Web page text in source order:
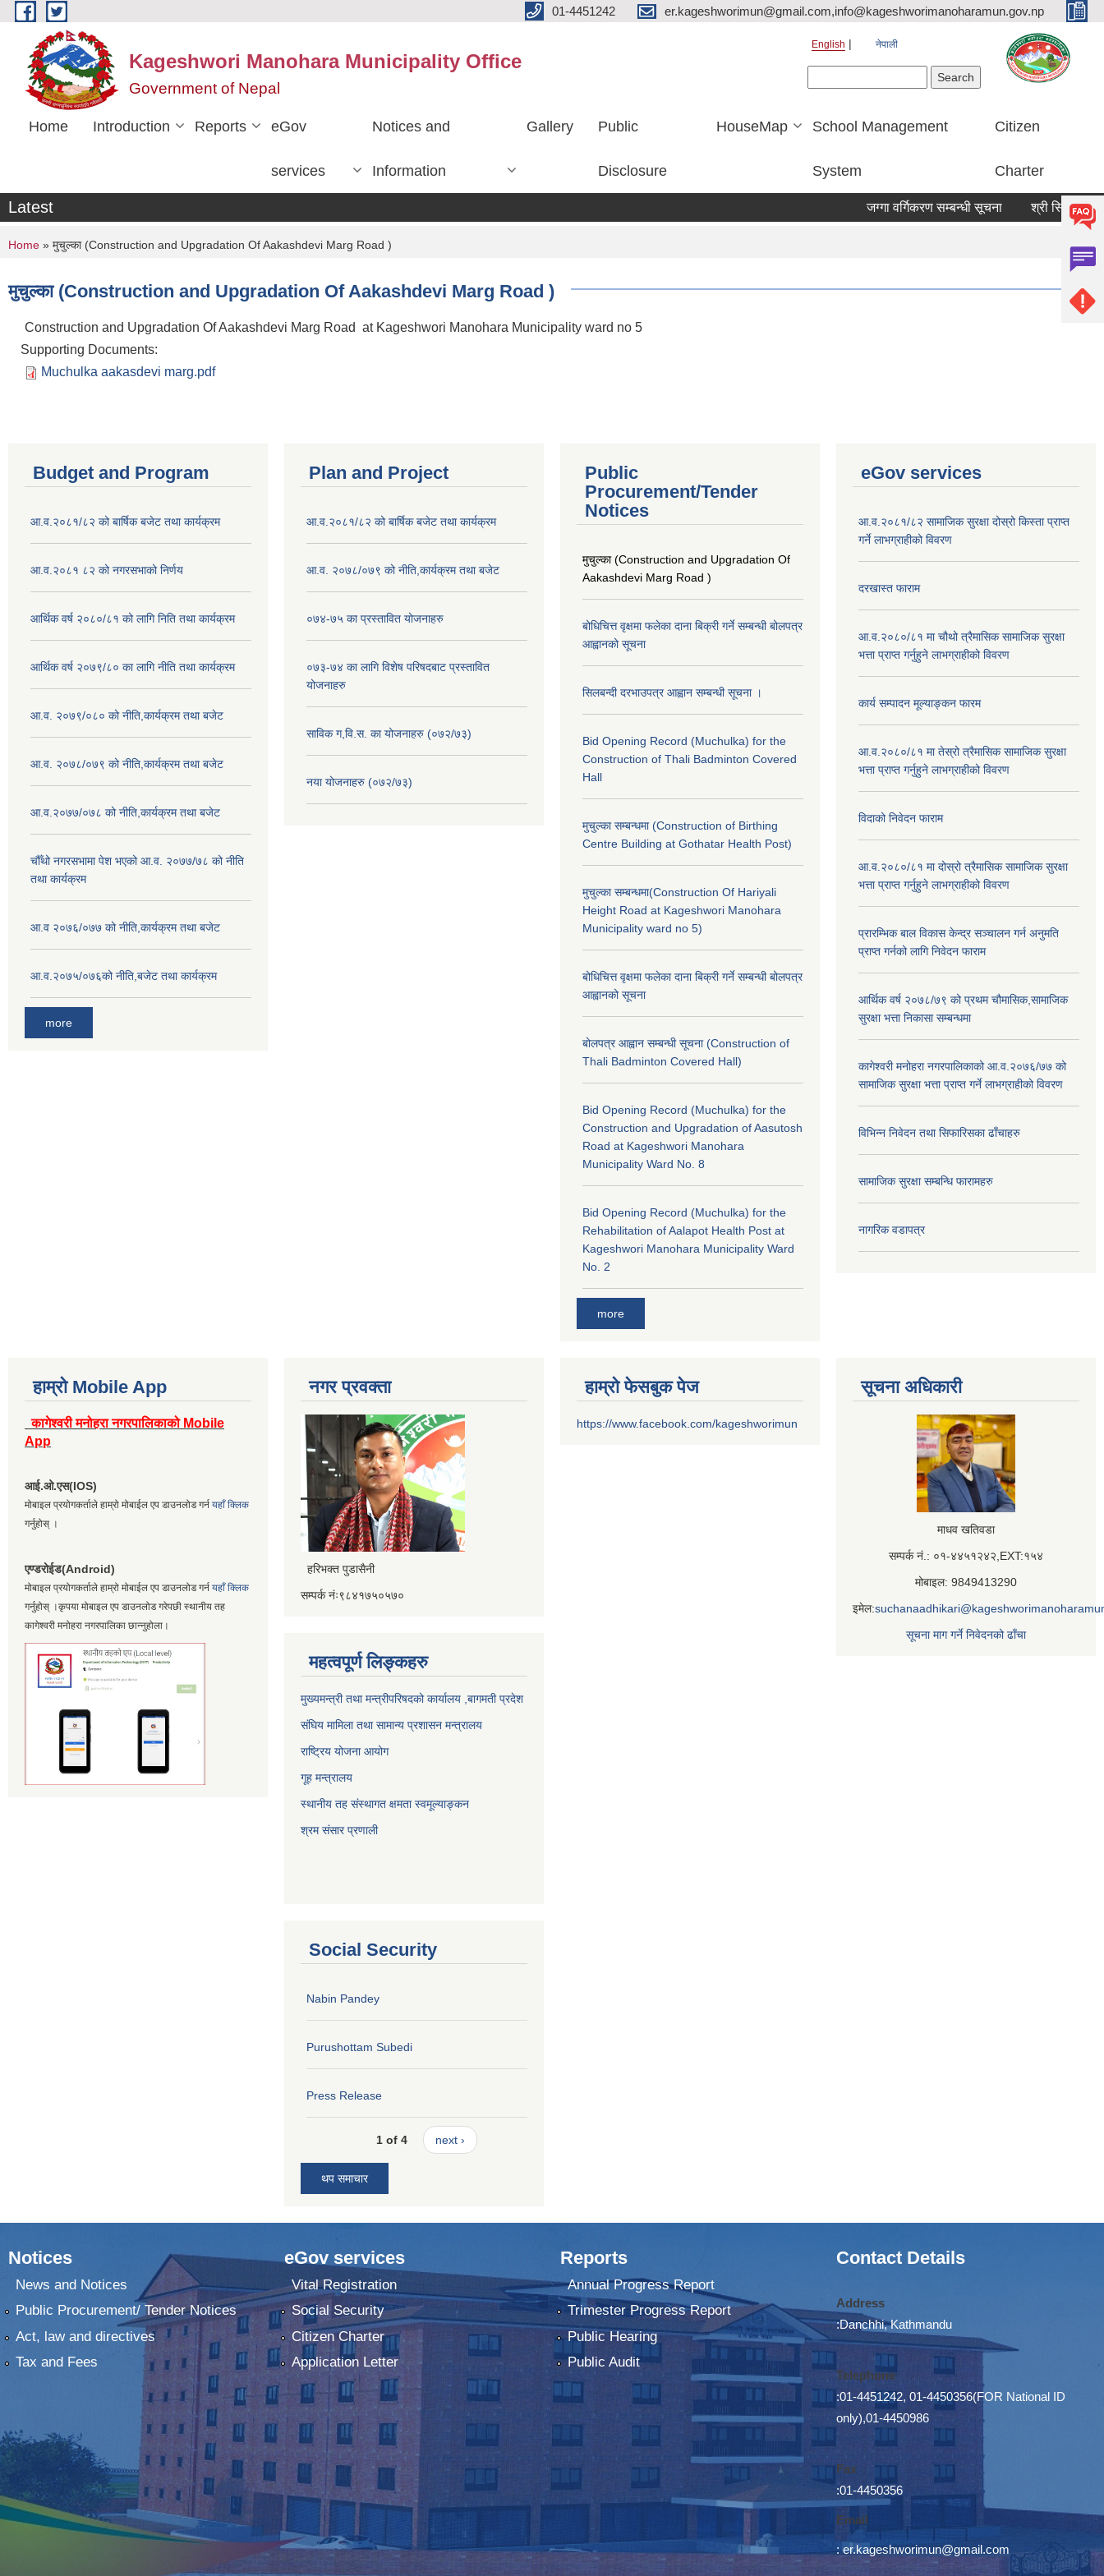
Skip to main content 01-4451242 er.kageshworimun@gmail.com,info@kageshworimanoharamun.gov.np
Kageshwori Manohara Municipality Office
Government of Nepal
English नेपाली
Home Introduction Reports eGov
services
Notices and
Information
Gallery Public
Disclosure
HouseMap School Management
System
Citizen
Charter
Latest जग्गा वर्गिकरण सम्बन्धी सूचना श्री सिद्दि गणेश मा.वि.
You are here
Home » मुचुल्का (Construction and Upgradation Of Aakashdevi Marg Road )
मुचुल्का (Construction and Upgradation Of Aakashdevi Marg Road )
Construction and Upgradation Of Aakashdevi Marg Road at Kageshwori Manohara Municipality ward no 5
Supporting Documents:
Muchulka aakasdevi marg.pdf
Budget and Program
आ.व.२०८१/८२ को बार्षिक बजेट तथा कार्यक्रम
आ.व.२०८१ ८२ को नगरसभाको निर्णय
आर्थिक वर्ष २०८०/८१ को लागि निति तथा कार्यक्रम
आर्थिक वर्ष २०७९/८० का लागि नीति तथा कार्यक्रम
आ.व. २०७९/०८० को नीति,कार्यक्रम तथा बजेट
आ.व. २०७८/०७९ को नीति,कार्यक्रम तथा बजेट
आ.व.२०७७/०७८ को नीति,कार्यक्रम तथा बजेट
चौँथो नगरसभामा पेश भएको आ.व. २०७७/७८ को नीति
तथा कार्यक्रम
आ.व २०७६/०७७ को नीति,कार्यक्रम तथा बजेट
आ.व.२०७५/०७६को नीति,बजेट तथा कार्यक्रम
more
Plan and Project
आ.व.२०८१/८२ को बार्षिक बजेट तथा कार्यक्रम
आ.व. २०७८/०७९ को नीति,कार्यक्रम तथा बजेट
०७४-७५ का प्रस्तावित योजनाहरु
०७३-७४ का लागि विशेष परिषदबाट प्रस्तावित
योजनाहरु
साविक ग,वि.स. का योजनाहरु (०७२/७३)
नया योजनाहरु (०७२/७३)
Public
Procurement/Tender
Notices
मुचुल्का (Construction and Upgradation Of
Aakashdevi Marg Road )
बोधिचित्त वृक्षमा फलेका दाना बिक्री गर्ने सम्बन्धी बोलपत्र
आह्वानको सूचना
सिलबन्दी दरभाउपत्र आह्वान सम्बन्धी सूचना ।
Bid Opening Record (Muchulka) for the
Construction of Thali Badminton Covered
Hall
मुचुल्का सम्बन्धमा (Construction of Birthing
Centre Building at Gothatar Health Post)
मुचुल्का सम्बन्धमा(Construction Of Hariyali
Height Road at Kageshwori Manohara
Municipality ward no 5)
बोधिचित्त वृक्षमा फलेका दाना बिक्री गर्ने सम्बन्धी बोलपत्र
आह्वानको सूचना
बोलपत्र आह्वान सम्बन्धी सूचना (Construction of
Thali Badminton Covered Hall)
Bid Opening Record (Muchulka) for the
Construction and Upgradation of Aasutosh
Road at Kageshwori Manohara
Municipality Ward No. 8
Bid Opening Record (Muchulka) for the
Rehabilitation of Aalapot Health Post at
Kageshwori Manohara Municipality Ward
No. 2
more
eGov services
आ.व.२०८१/८२ सामाजिक सुरक्षा दोस्रो किस्ता प्राप्त
गर्ने लाभग्राहीको विवरण
दरखास्त फाराम
आ.व.२०८०/८१ मा चौथो त्रैमासिक सामाजिक सुरक्षा
भत्ता प्राप्त गर्नुहुने लाभग्राहीको विवरण
कार्य सम्पादन मूल्याङ्कन फारम
आ.व.२०८०/८१ मा तेस्रो त्रैमासिक सामाजिक सुरक्षा
भत्ता प्राप्त गर्नुहुने लाभग्राहीको विवरण
विदाको निवेदन फाराम
आ.व.२०८०/८१ मा दोस्रो त्रैमासिक सामाजिक सुरक्षा
भत्ता प्राप्त गर्नुहुने लाभग्राहीको विवरण
प्रारम्भिक बाल विकास केन्द्र सञ्चालन गर्न अनुमति
प्राप्त गर्नको लागि निवेदन फाराम
आर्थिक वर्ष २०७८/७९ को प्रथम चौमासिक,सामाजिक
सुरक्षा भत्ता निकासा सम्बन्धमा
कागेश्वरी मनोहरा नगरपालिकाको आ.व.२०७६/७७ को
सामाजिक सुरक्षा भत्ता प्राप्त गर्ने लाभग्राहीको विवरण
विभिन्न निवेदन तथा सिफारिसका ढाँचाहरु
सामाजिक सुरक्षा सम्बन्धि फारामहरु
नागरिक वडापत्र
हाम्रो Mobile App
कागेश्वरी मनोहरा नगरपालिकाको Mobile
App
आई.ओ.एस(IOS)
मोबाइल प्रयोगकर्ताले हाम्रो मोबाईल एप डाउनलोड गर्न यहाँ क्लिक
गर्नुहोस् ।
एण्डरोईड(Android)
मोबाइल प्रयोगकर्ताले हाम्रो मोबाईल एप डाउनलोड गर्न यहाँ क्लिक
गर्नुहोस् ।कृपया मोबाइल एप डाउनलोड गरेपछी स्थानीय तह
कागेश्वरी मनोहरा नगरपालिका छान्नुहोला।
नगर प्रवक्ता
हरिभक्त पुडासैनी
सम्पर्क नंः९८४१७५०५७०
महत्वपूर्ण लिङ्कहरु
मुख्यमन्त्री तथा मन्त्रीपरिषदको कार्यालय ,बागमती प्रदेश
संघिय मामिला तथा सामान्य प्रशासन मन्त्रालय
राष्ट्रिय योजना आयोग
गूह मन्त्रालय
स्थानीय तह संस्थागत क्षमता स्वमूल्याङ्कन
श्रम संसार प्रणाली
Social Security
Nabin Pandey
Purushottam Subedi
Press Release
1 of 4 next ›
थप समाचार
हाम्रो फेसबुक पेज
https://www.facebook.com/kageshworimun
सूचना अधिकारी
माधव खतिवडा
सम्पर्क नं.: ०१-४४५१२४२,EXT:१५४
मोबाइल: 9849413290
इमेल:
सूचना माग गर्ने निवेदनको ढाँचा
Notices
News and Notices
Public Procurement/ Tender Notices
Act, law and directives
Tax and Fees
eGov services
Vital Registration
Social Security
Citizen Charter
Application Letter
Reports
Annual Progress Report
Trimester Progress Report
Public Hearing
Public Audit
Contact Details
Address
:Danchhi, Kathmandu
Telephone
:01-4451242, 01-4450356(FOR National ID
only),01-4450986
Fax
:01-4450356
Email
:er.kageshworimun@gmail.com